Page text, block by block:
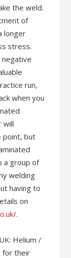
the weld.
of
longer
stress.
negative
run,
when you
will
point, but
a group of
welding
having to
on
.
Helium /
for their